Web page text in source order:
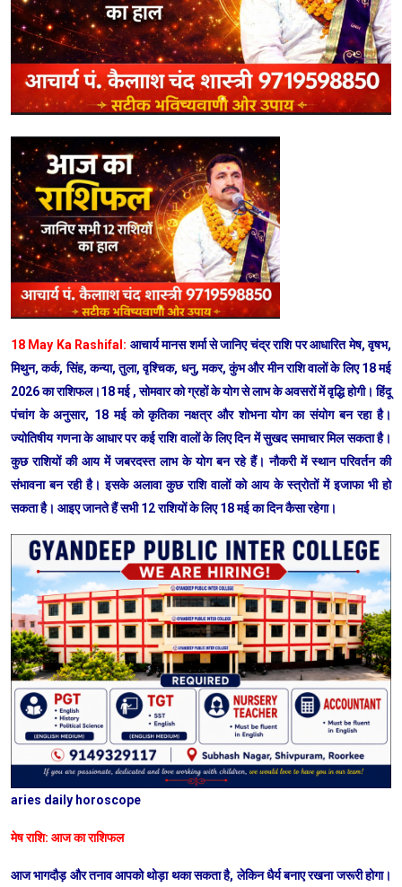
18 May Ka Rashifal: आचार्य मानस शर्मा से जानिए चंद्र राशि पर आधारित मेष, वृषभ,
मिथुन, कर्क, सिंह, कन्या, तुला, वृश्चिक, धनु, मकर, कुंभ और मीन राशि वालों के लिए 18 मई
2026 का राशिफल।18 मई , सोमवार को ग्रहों के योग से लाभ के अवसरों में वृद्धि होगी। हिंदू
पंचांग के अनुसार, 18 मई को कृतिका नक्षत्र और शोभना योग का संयोग बन रहा है।
ज्योतिषीय गणना के आधार पर कई राशि वालों के लिए दिन में सुखद समाचार मिल सकता है।
कुछ राशियों की आय में जबरदस्त लाभ के योग बन रहे हैं। नौकरी में स्थान परिवर्तन की
संभावना बन रही है। इसके अलावा कुछ राशि वालों को आय के स्त्रोतों में इजाफा भी हो
सकता है। आइए जानते हैं सभी 12 राशियों के लिए 18 मई का दिन कैसा रहेगा।
aries daily horoscope
मेष राशि: आज का राशिफल
आज भागदौड़ और तनाव आपको थोड़ा थका सकता है, लेकिन धैर्य बनाए रखना जरूरी होगा।